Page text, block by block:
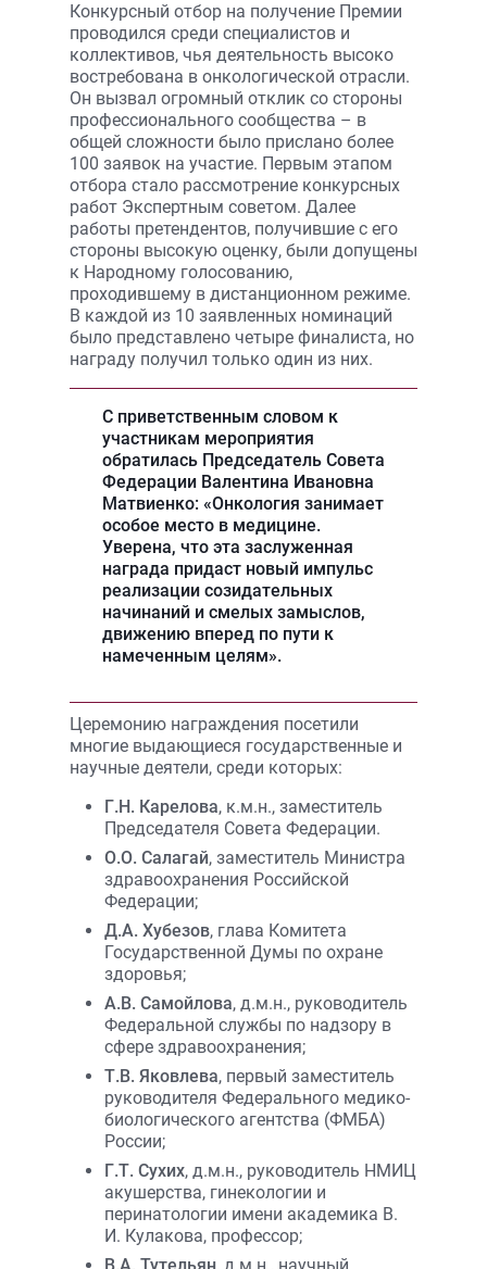
Конкурсный отбор на получение Премии
проводился среди специалистов и
коллективов, чья деятельность высоко
востребована в онкологической отрасли.
Он вызвал огромный отклик со стороны
профессионального сообщества – в
общей сложности было прислано более
100 заявок на участие. Первым этапом
отбора стало рассмотрение конкурсных
работ Экспертным советом. Далее
работы претендентов, получившие с его
стороны высокую оценку, были допущены
к Народному голосованию,
проходившему в дистанционном режиме.
В каждой из 10 заявленных номинаций
было представлено четыре финалиста, но
награду получил только один из них.
С приветственным словом к
участникам мероприятия
обратилась Председатель Совета
Федерации Валентина Ивановна
Матвиенко: «Онкология занимает
особое место в медицине.
Уверена, что эта заслуженная
награда придаст новый импульс
реализации созидательных
начинаний и смелых замыслов,
движению вперед по пути к
намеченным целям».
Церемонию награждения посетили
многие выдающиеся государственные и
научные деятели, среди которых:
Г.Н. Карелова, к.м.н., заместитель
Председателя Совета Федерации.
О.О. Салагай, заместитель Министра
здравоохранения Российской
Федерации;
Д.А. Хубезов, глава Комитета
Государственной Думы по охране
здоровья;
А.В. Самойлова, д.м.н., руководитель
Федеральной службы по надзору в
сфере здравоохранения;
Т.В. Яковлева, первый заместитель
руководителя Федерального медико-
биологического агентства (ФМБА)
России;
Г.Т. Сухих, д.м.н., руководитель НМИЦ
акушерства, гинекологии и
перинатологии имени академика В.
И. Кулакова, профессор;